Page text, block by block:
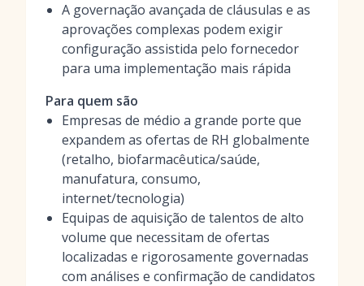
A governação avançada de cláusulas e as
aprovações complexas podem exigir
configuração assistida pelo fornecedor
para uma implementação mais rápida
Para quem são
Empresas de médio a grande porte que
expandem as ofertas de RH globalmente
(retalho, biofarmacêutica/saúde,
manufatura, consumo,
internet/tecnologia)
Equipas de aquisição de talentos de alto
volume que necessitam de ofertas
localizadas e rigorosamente governadas
com análises e confirmação de candidatos